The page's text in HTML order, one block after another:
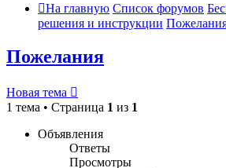
На главную Список форумов
решения и инструкции
Пожелания
Новая тема
1 тема • Страница 1 из 1
Объявления
Ответы
Просмотры